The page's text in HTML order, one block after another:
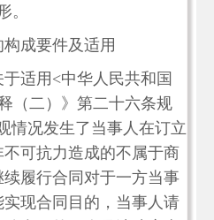
。
构成要件及适用
于适用<中华人民共和国
（二）》第二十六条规
情况发生了当事人在订立
可抗力造成的不属于商
履行合同对于一方当事
现合同目的，当事人请